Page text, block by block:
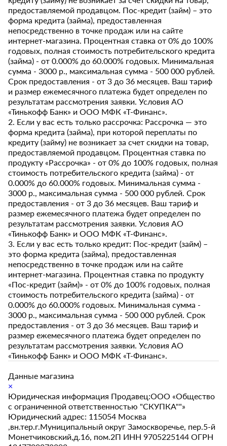
предоставляемой продавцом. Пос-кредит (займ) – это
форма кредита (займа), предоставленная
непосредственно в точке продаж или на сайте
интернет-магазина. Процентная ставка от 0% до 100%
годовых, полная стоимость потребительского кредита
(займа) - от 0.000% до 60.000% годовых. Минимальная
сумма - 3000 р., максимальная сумма - 500 000 рублей.
Срок предоставления - от 3 до 36 месяцев. Ваш тариф
и размер ежемесячного платежа будет определен по
результатам рассмотрения заявки. Условия АО
«Тинькофф Банк» и ООО МФК «Т-Финанс».
2. Если у вас есть только рассрочка: Рассрочка — это
форма кредита (займа), при которой переплаты по
кредиту (займу) не возникает за счет скидки на товар,
предоставляемой продавцом. Процентная ставка по
продукту «Рассрочка» - от 0% до 100% годовых, полная
стоимость потребительского кредита (займа) - от
0.000% до 60.000% годовых. Минимальная сумма -
3000 р., максимальная сумма - 500 000 рублей. Срок
предоставления - от 3 до 36 месяцев. Ваш тариф и
размер ежемесячного платежа будет определен по
результатам рассмотрения заявки. Условия АО
«Тинькофф Банк» и ООО МФК «Т-Финанс».
3. Если у вас есть только кредит: Пос-кредит (займ) –
это форма кредита (займа), предоставленная
непосредственно в точке продаж или на сайте
интернет-магазина. Процентная ставка по продукту
«Пос-кредит (займ)» - от 0% до 100% годовых, полная
стоимость потребительского кредита (займа) - от
0.000% до 60.000% годовых. Минимальная сумма -
3000 р., максимальная сумма - 500 000 рублей. Срок
предоставления - от 3 до 36 месяцев. Ваш тариф и
размер ежемесячного платежа будет определен по
результатам рассмотрения заявки. Условия АО
«Тинькофф Банк» и ООО МФК «Т-Финанс».
Данные магазина
×
Юридическая информация Продавец:ООО «Общество
с ограниченной ответственностью "СКУПКА""»
Юридический адрес: 115054 Москва
,вн.тер.г.Муниципальный округ Замоскворечье, пер.5-й
Монетчиковский,д.16, пом.2П ИНН 9705225144 ОГРН